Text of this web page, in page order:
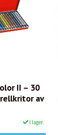
II – 30
av
I lager.